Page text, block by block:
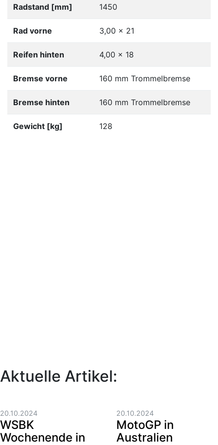
Radstand [mm] 1450
Rad vorne 3,00 x 21
Reifen hinten 4,00 x 18
Bremse vorne 160 mm Trommelbremse
Bremse hinten 160 mm Trommelbremse
Gewicht [kg] 128
Aktuelle Artikel:
20.10.2024
WSBK
Wochenende in
20.10.2024
MotoGP in
Australien